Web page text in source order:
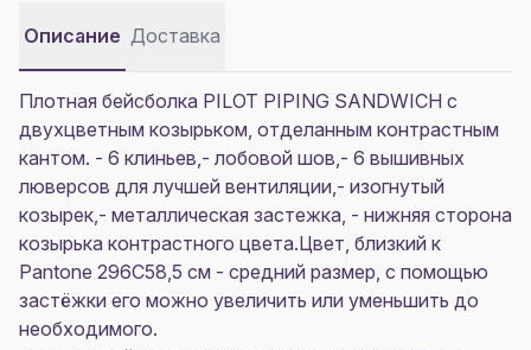
Описание Доставка
Плотная бейсболка PILOT PIPING SANDWICH с
двухцветным козырьком, отделанным контрастным
кантом. - 6 клиньев,- лобовой шов,- 6 вышивных
люверсов для лучшей вентиляции,- изогнутый
козырек,- металлическая застежка, - нижняя сторона
козырька контрастного цвета.Цвет, близкий к
Pantone 296C58,5 см - средний размер, с помощью
застёжки его можно увеличить или уменьшить до
необходимого.